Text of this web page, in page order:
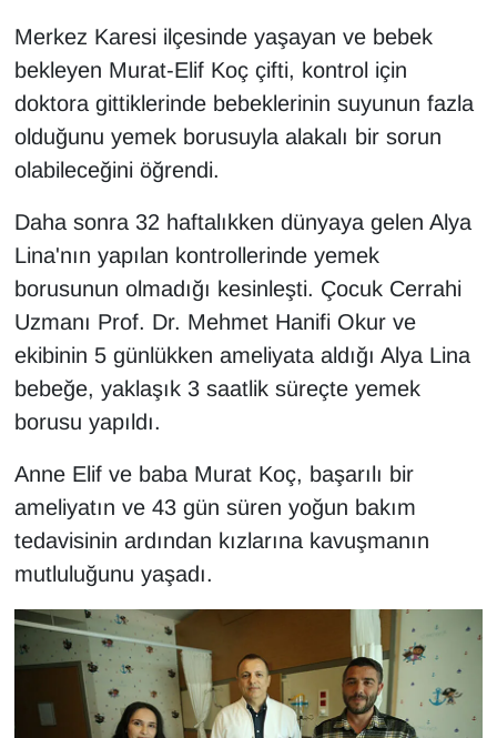
Merkez Karesi ilçesinde yaşayan ve bebek
bekleyen Murat-Elif Koç çifti, kontrol için
doktora gittiklerinde bebeklerinin suyunun fazla
olduğunu yemek borusuyla alakalı bir sorun
olabileceğini öğrendi.
Daha sonra 32 haftalıkken dünyaya gelen Alya
Lina'nın yapılan kontrollerinde yemek
borusunun olmadığı kesinleşti. Çocuk Cerrahi
Uzmanı Prof. Dr. Mehmet Hanifi Okur ve
ekibinin 5 günlükken ameliyata aldığı Alya Lina
bebeğe, yaklaşık 3 saatlik süreçte yemek
borusu yapıldı.
Anne Elif ve baba Murat Koç, başarılı bir
ameliyatın ve 43 gün süren yoğun bakım
tedavisinin ardından kızlarına kavuşmanın
mutluluğunu yaşadı.
İngilizce
Kadın
Kamu Alımları
Kim Kimdir?
Kültür & Sanat
KURDÎ
MAGAZİN
MEDYA
ONE EKONOMİ
POLİTİKA
Resmi İlanlar
RÖPORTAJ
SAĞLIK